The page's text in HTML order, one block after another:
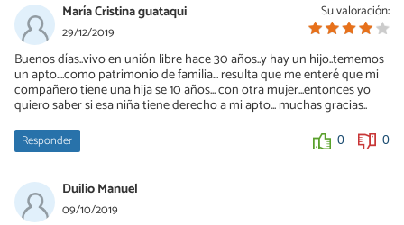
Su valoración:
María Cristina guataqui
29/12/2019
Buenos días..vivo en unión libre hace 30 años..y hay un hijo..tememos
un apto....como patrimonio de familia... resulta que me enteré que mi
compañero tiene una hija se 10 años... con otra mujer...entonces yo
quiero saber si esa niña tiene derecho a mi apto... muchas gracias..
Responder 0 0
Duilio Manuel
09/10/2019